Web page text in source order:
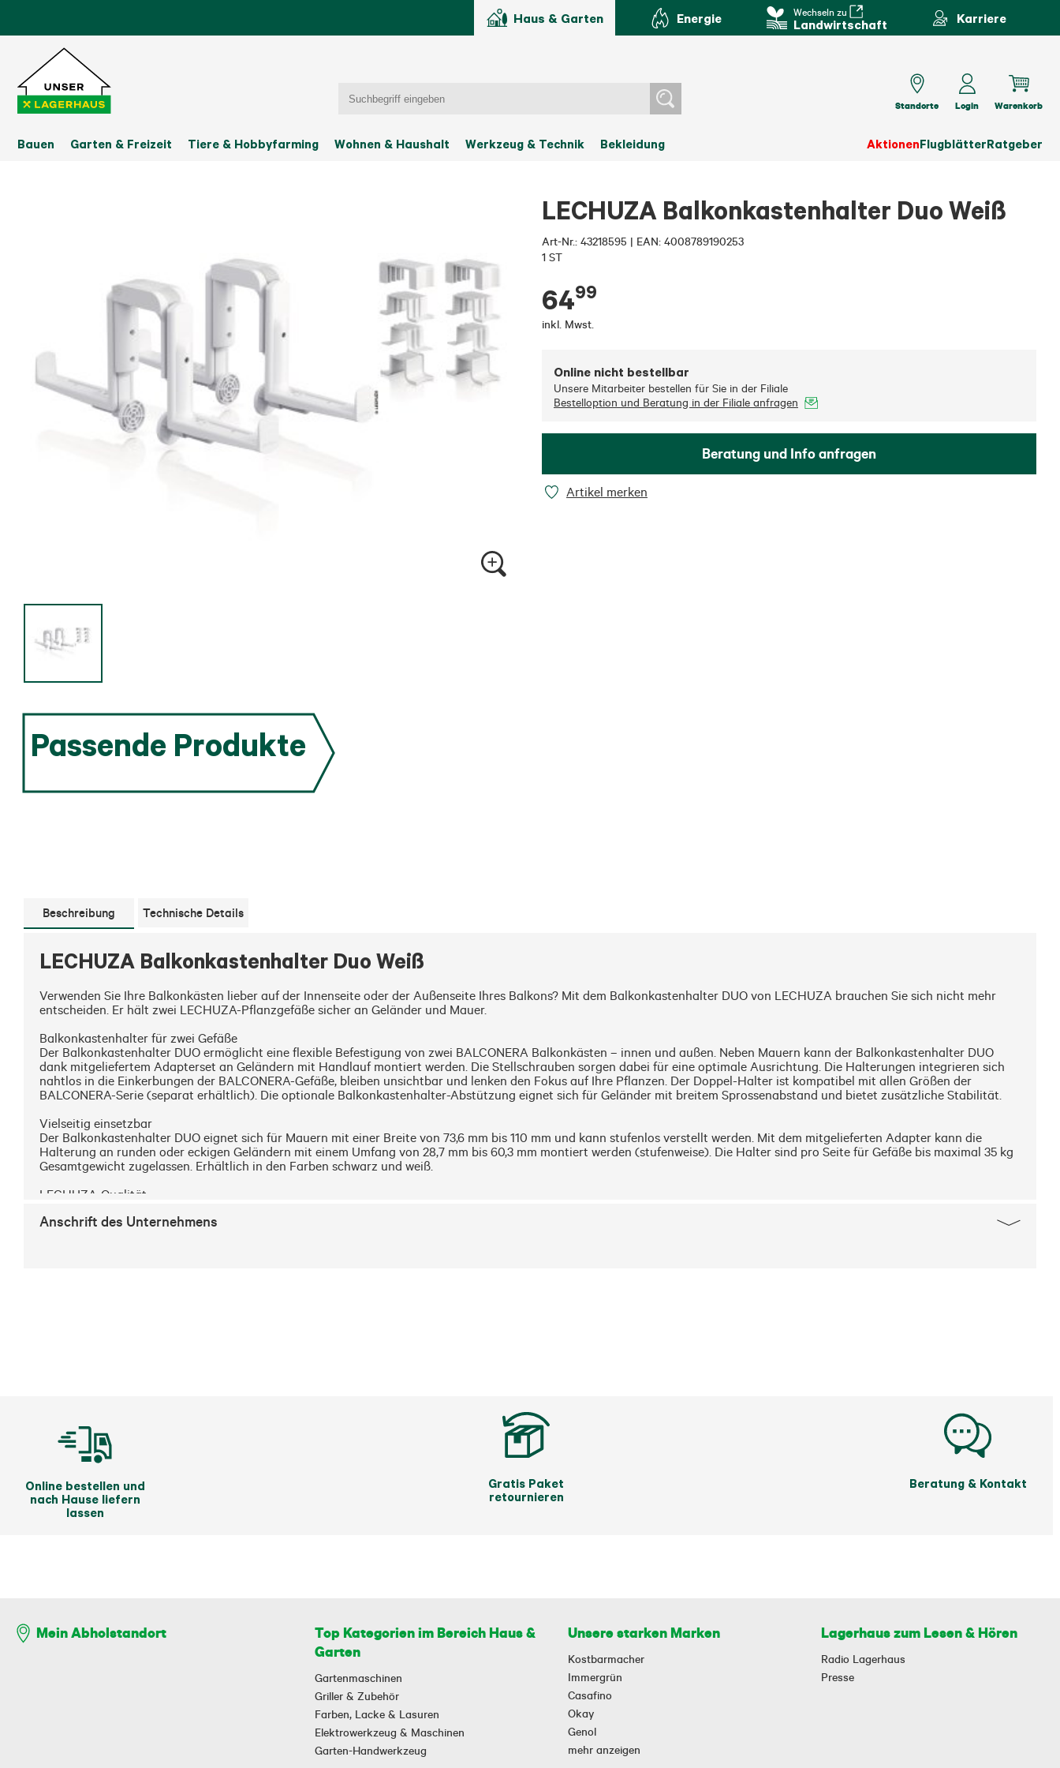
Haus & Garten Energie Wechseln zu
Landwirtschaft Karriere
Bauen Garten & Freizeit Tiere & Hobbyfarming Wohnen & Haushalt Werkzeug & Technik Bekleidung AktionenFlugblätterRatgeber
Standorte Login Warenkorb
LECHUZA Balkonkastenhalter Duo Weiß
Art-Nr.: 43218595 | EAN: 4008789190253
1 ST
6499
inkl. Mwst.
Online nicht bestellbar
Unsere Mitarbeiter bestellen für Sie in der Filiale
Bestelloption und Beratung in der Filiale anfragen
Beratung und Info anfragen
Artikel merken
Passende Produkte
Beschreibung Technische Details
LECHUZA Balkonkastenhalter Duo Weiß
Verwenden Sie Ihre Balkonkästen lieber auf der Innenseite oder der Außenseite Ihres Balkons? Mit dem Balkonkastenhalter DUO von LECHUZA brauchen Sie sich nicht mehr
entscheiden. Er hält zwei LECHUZA-Pflanzgefäße sicher an Geländer und Mauer.
Balkonkastenhalter für zwei Gefäße
Der Balkonkastenhalter DUO ermöglicht eine flexible Befestigung von zwei BALCONERA Balkonkästen – innen und außen. Neben Mauern kann der Balkonkastenhalter DUO
dank mitgeliefertem Adapterset an Geländern mit Handlauf montiert werden. Die Stellschrauben sorgen dabei für eine optimale Ausrichtung. Die Halterungen integrieren sich
nahtlos in die Einkerbungen der BALCONERA-Gefäße, bleiben unsichtbar und lenken den Fokus auf Ihre Pflanzen. Der Doppel-Halter ist kompatibel mit allen Größen der
BALCONERA-Serie (separat erhältlich). Die optionale Balkonkastenhalter-Abstützung eignet sich für Geländer mit breitem Sprossenabstand und bietet zusätzliche Stabilität.
Vielseitig einsetzbar
Der Balkonkastenhalter DUO eignet sich für Mauern mit einer Breite von 73,6 mm bis 110 mm und kann stufenlos verstellt werden. Mit dem mitgelieferten Adapter kann die
Halterung an runden oder eckigen Geländern mit einem Umfang von 28,7 mm bis 60,3 mm montiert werden (stufenweise). Die Halter sind pro Seite für Gefäße bis maximal 35 kg
Gesamtgewicht zugelassen. Erhältlich in den Farben schwarz und weiß.
LECHUZA-Qualität
Balkonkastenhalter maximale Stabilität bei jeder Wetterbedingung. Bitte beachten Sie die Montageanleitung und lesen Sie sich die Sicherheitshinweise vor der Montage gut
Anschrift des Unternehmens
Online bestellen und
nach Hause liefern
lassen
Gratis Paket
retournieren
Beratung & Kontakt
Mein Abholstandort
Top Kategorien im Bereich Haus &
Garten
Gartenmaschinen
Griller & Zubehör
Farben, Lacke & Lasuren
Elektrowerkzeug & Maschinen
Garten-Handwerkzeug
Unsere starken Marken
Kostbarmacher
Immergrün
Casafino
Okay
Genol
mehr anzeigen
Lagerhaus zum Lesen & Hören
Radio Lagerhaus
Presse